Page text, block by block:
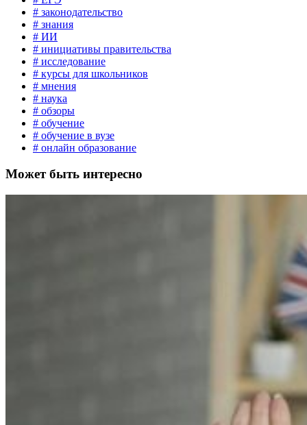
# законодательство
# знания
# ИИ
# инициативы правительства
# исследование
# курсы для школьников
# мнения
# наука
# обзоры
# обучение
# обучение в вузе
# онлайн образование
Может быть интересно